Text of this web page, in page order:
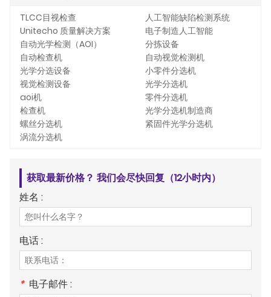
TLCC目视检查
人工智能缺陷检测系统
Unitecho 质量解决方案
电子制造人工智能
自动光学检测（AOI）
分拣设备
自动检查机
自动视觉检测机
光学分选设备
小零件分选机
视觉检测设备
光学分选机
aoi机
零件分选机
检查机
光学分选机制造商
螺丝分选机
紧固件光学分选机
涡流分选机
获取最新价格？ 我们会尽快回复（12小时内）
姓名 :
电话 :
* 电子邮件 :